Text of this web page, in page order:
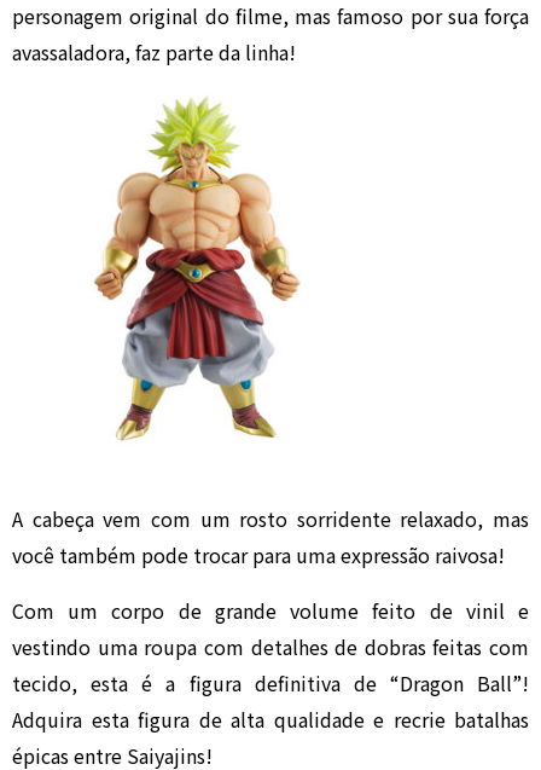
personagem original do filme, mas famoso por sua força
avassaladora, faz parte da linha!
A cabeça vem com um rosto sorridente relaxado, mas
você também pode trocar para uma expressão raivosa!
Com um corpo de grande volume feito de vinil e
vestindo uma roupa com detalhes de dobras feitas com
tecido, esta é a figura definitiva de “Dragon Ball”!
Adquira esta figura de alta qualidade e recrie batalhas
épicas entre Saiyajins!